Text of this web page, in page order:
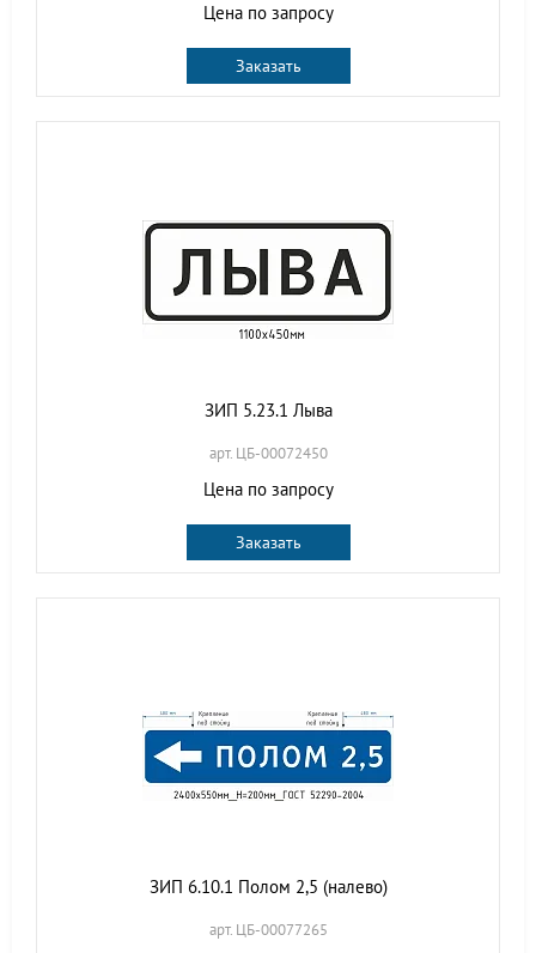
Цена по запросу
Заказать
ЗИП 5.23.1 Лыва
арт. ЦБ-00072450
Цена по запросу
Заказать
ЗИП 6.10.1 Полом 2,5 (налево)
арт. ЦБ-00077265